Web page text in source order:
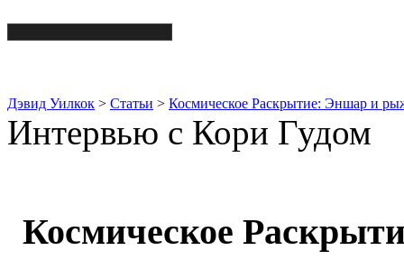
Дэвид Уилкок > Статьи > Космическое Раскрытие: Эншар и
Интервью с Кори Гудом
Космическое